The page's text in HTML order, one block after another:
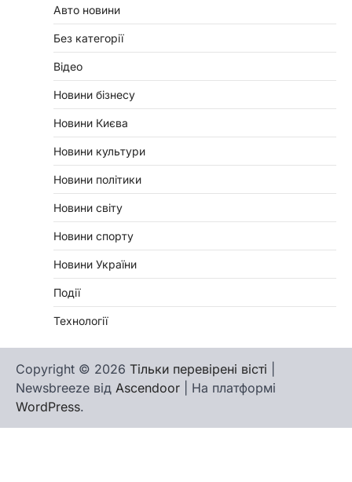
Авто новини
Без категорії
Відео
Новини бізнесу
Новини Києва
Новини культури
Новини політики
Новини світу
Новини спорту
Новини України
Події
Технології
Copyright © 2026 Тільки перевірені вісті
Newsbreeze від Ascendoor | На платформі
WordPress.